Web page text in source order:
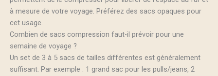
à mesure de votre voyage. Préférez des sacs opaques pour
cet usage.
Combien de sacs compression faut-il prévoir pour une
semaine de voyage ?
Un set de 3 à 5 sacs de tailles différentes est généralement
suffisant. Par exemple : 1 grand sac pour les pulls/jeans, 2